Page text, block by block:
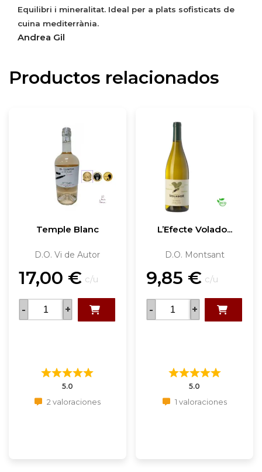
Equilibri i mineralitat. Ideal per a plats sofisticats de
cuina mediterrània.
Andrea Gil
Productos relacionados
Temple Blanc
D.O. Vi de Autor
17,00 € c/u
- +
5.0
2 valoraciones
L’Efecte Volado...
D.O. Montsant
9,85 € c/u
- +
5.0
1 valoraciones